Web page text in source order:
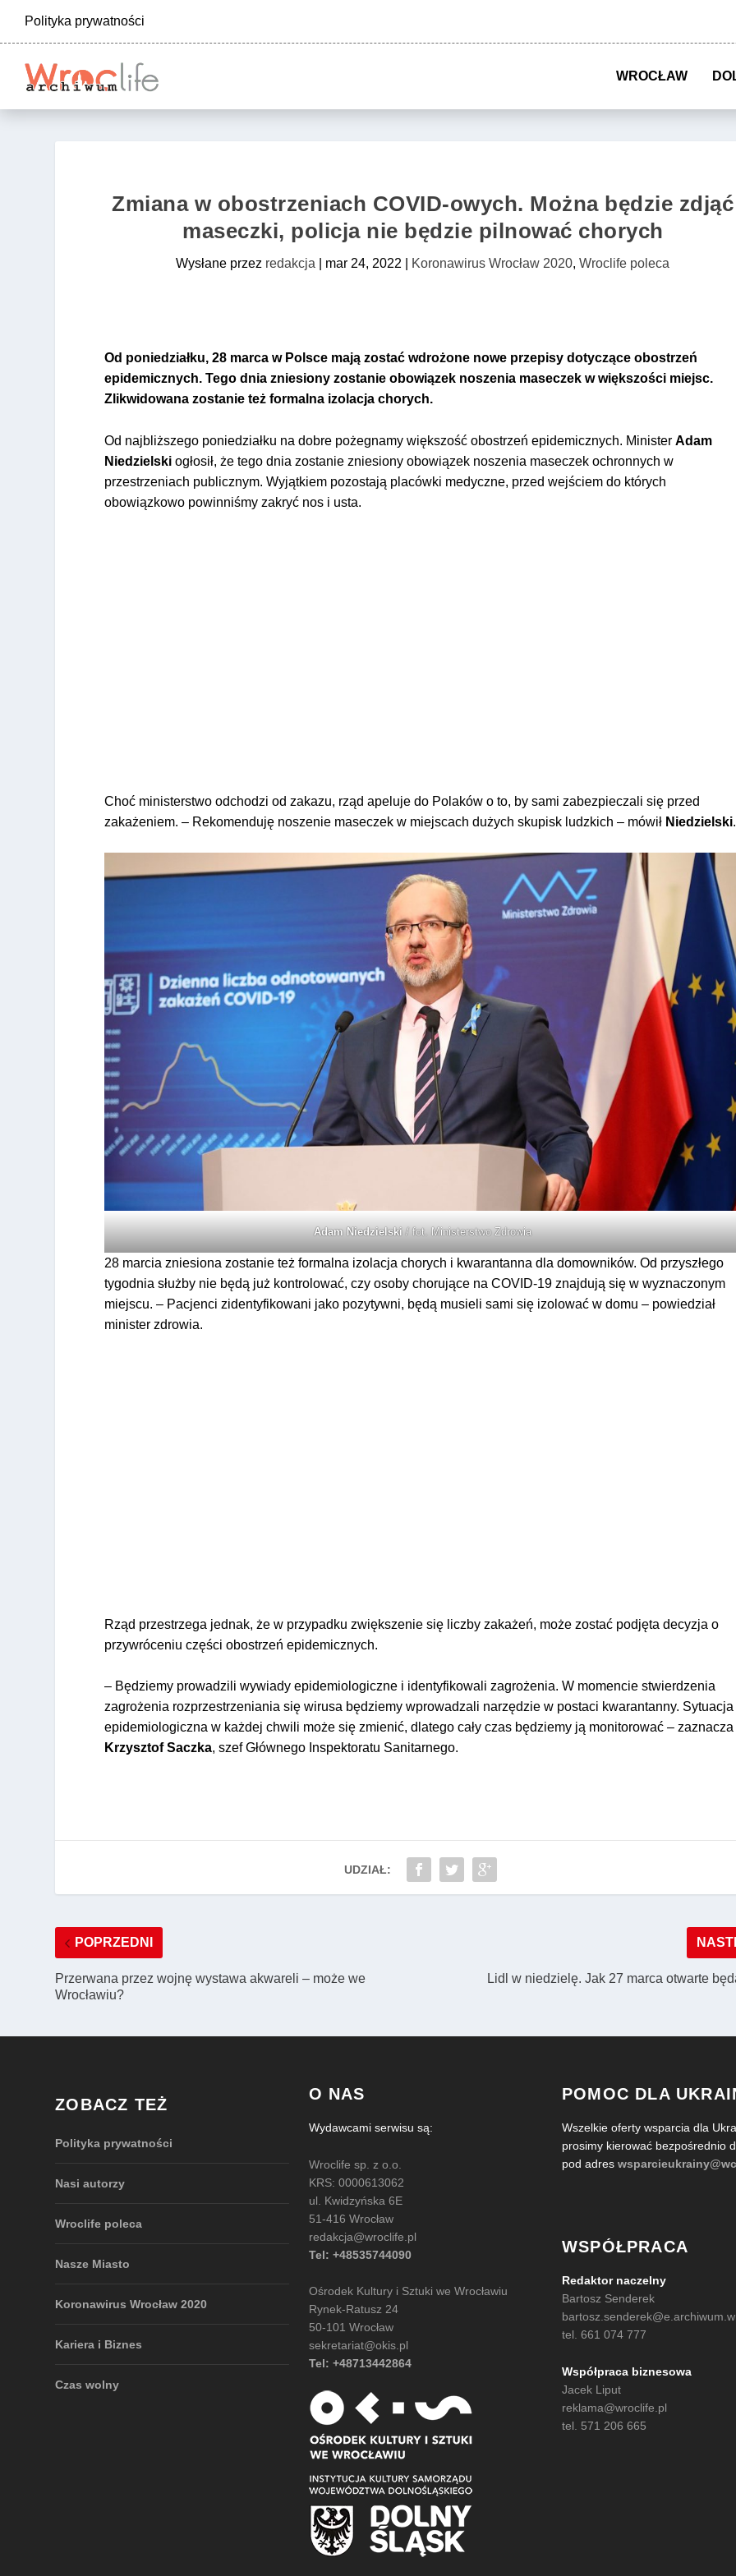
Polityka prywatności
WROCŁAW
Zmiana w obostrzeniach COVID-owych. Można będzie zdjąć
maseczki, policja nie będzie pilnować chorych
Wysłane przez redakcja mar 24, 2022 Koronawirus Wrocław 2020,Wroclife poleca
Od poniedziałku, 28 marca w Polsce mają zostać wdrożone nowe przepisy dotyczące obostrzeń
epidemicznych. Tego dnia zniesiony zostanie obowiązek noszenia maseczek w większości miejsc.
Zlikwidowana zostanie też formalna izolacja chorych.
Od najbliższego poniedziałku na dobre pożegnamy większość obostrzeń epidemicznych. MinisterAdam
Niedzielski ogłosił, że tego dnia zostanie zniesiony obowiązek noszenia maseczek ochronnych w
przestrzeniach publicznym. Wyjątkiem pozostają placówki medyczne, przed wejściem do których
obowiązkowo powinniśmy zakryć nos i usta.
Choć ministerstwo odchodzi od zakazu, rząd apeluje do Polaków o to, by sami zabezpieczali się przed
zakażeniem. – Rekomenduję noszenie maseczek w miejscach dużych skupisk ludzkich – mówił Niedzielski.
Adam Niedzielski / fot. Ministerstwo Zdrowia
28 marcia zniesiona zostanie też formalna izolacja chorych i kwarantanna dla domowników. Od przyszłego
tygodnia służby nie będą już kontrolować, czy osoby chorujące na COVID-19 znajdują się w wyznaczonym
miejscu. – Pacjenci zidentyfikowani jako pozytywni, będą musieli sami się izolować w domu – powiedział
minister zdrowia.
Rząd przestrzega jednak, że w przypadku zwiększenie się liczby zakażeń, może zostać podjęta decyzja o
przywróceniu części obostrzeń epidemicznych.
– Będziemy prowadzili wywiady epidemiologiczne i identyfikowali zagrożenia. W momencie stwierdzenia
zagrożenia rozprzestrzeniania się wirusa będziemy wprowadzali narzędzie w postaci kwarantanny. Sytuacja
epidemiologiczna w każdej chwili może się zmienić, dlatego cały czas będziemy ją monitorować – zaznacza
Krzysztof Saczka, szef Głównego Inspektoratu Sanitarnego.
UDZIAŁ:
POPRZEDNI
Przerwana przez wojnę wystawa akwareli – może we
Wrocławiu?
Lidl w niedzielę. Jak 27 marca otwarte
ZOBACZ TEŻ
Polityka prywatności
Nasi autorzy
Wroclife poleca
Nasze Miasto
Koronawirus Wrocław 2020
Kariera i Biznes
Czas wolny
O NAS
Wydawcami serwisu są:
Wroclife sp. z o.o.
KRS: 0000613062
ul. Kwidzyńska 6E
51-416 Wrocław
redakcja@wroclife.pl
Tel: +48535744090
Ośrodek Kultury i Sztuki we Wrocławiu
Rynek-Ratusz 24
50-101 Wrocław
sekretariat@okis.pl
Tel: +48713442864
POMOC DLA
Wszelkie oferty wsparcia dla
prosimy kierować bezpośrednio
pod adres
WSPÓŁPRACA
Redaktor naczelny
Bartosz Senderek
tel. 661 074 777
Współpraca biznesowa
Jacek Liput
reklama@wroclife.pl
tel. 571 206 665